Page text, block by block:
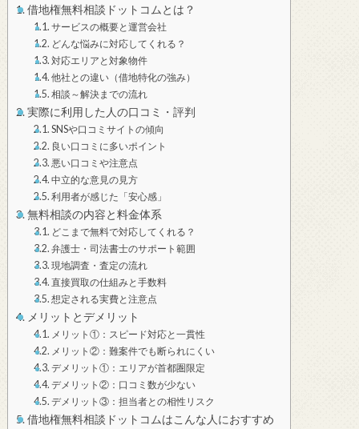
借地権無料相談ドットコムとは？
サービスの概要と運営会社
どんな悩みに対応してくれる？
対応エリアと対象物件
他社との違い（借地特化の強み）
相談～解決までの流れ
実際に利用した人の口コミ・評判
SNSや口コミサイトの傾向
良い口コミに多いポイント
悪い口コミや注意点
中立的な意見の見方
利用者が感じた「安心感」
無料相談の内容と料金体系
どこまで無料で対応してくれる？
弁護士・司法書士のサポート範囲
現地調査・査定の流れ
直接買取の仕組みと手数料
想定される実費と注意点
メリットとデメリット
メリット①：スピード対応と一貫性
メリット②：難案件でも断られにくい
デメリット①：エリアが首都圏限定
デメリット②：口コミ数が少ない
デメリット③：担当者との相性リスク
借地権無料相談ドットコムはこんな人におすすめ